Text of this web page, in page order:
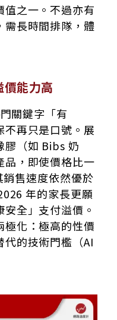
值之一。不過亦有
需長時間排隊，體
能力高
關鍵字「有
再只是口號。展
膠（如 Bibs 奶
品，即使價格比一
售速度依然優於
年的家長更願
全」支付溢價。
化：極高的性價
的技術門檻（AI